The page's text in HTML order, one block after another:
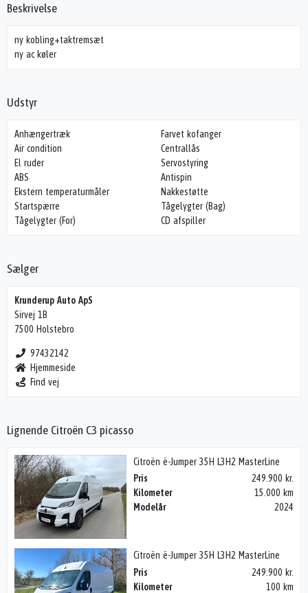
Sælger
Krunderup Auto ApS
Sirvej 1B
7500 Holstebro
97432142
Hjemmeside
Find vej
Lignende Citroën C3 picasso
Citroën ë-Jumper 35H L3H2 MasterLine
Pris
249.900 kr.
Kilometer
15.000 km
Modelår
2024
Citroën ë-Jumper 35H L3H2 MasterLine
Pris
249.900 kr.
Kilometer
100 km
Beskrivelse
ny kobling+taktremsæt
ny ac køler
Udstyr
Anhængertræk
Farvet kofanger
Air condition
Centrallås
El ruder
Servostyring
ABS
Antispin
Ekstern temperaturmåler
Nakkestøtte
Startspærre
Tågelygter (Bag)
Tågelygter (For)
CD afspiller